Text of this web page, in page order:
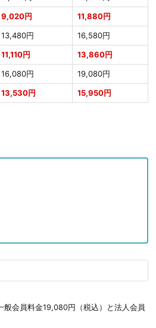
9,020円 11,880円
13,480円
16,580円
11,110円 13,860円
16,080円
19,080円
13,530円 15,950円
会員料金19,080円（税込）と法人会員